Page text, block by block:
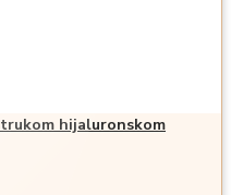
hijaluronskom